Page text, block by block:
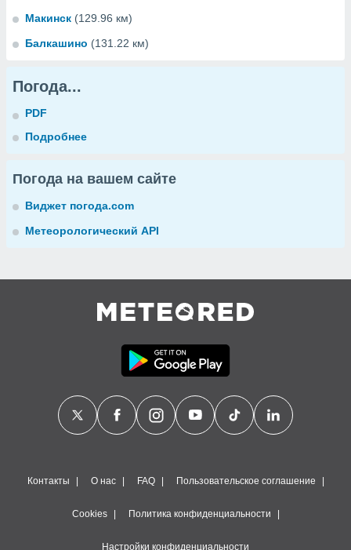
Макинск (129.96 км)
Балкашино (131.22 км)
Погода...
PDF
Подробнее
Погода на вашем сайте
Виджет погода.com
Метеорологический API
Контакты О нас FAQ Пользовательское соглашение
Cookies Политика конфиденциальности
Настройки конфиденциальности